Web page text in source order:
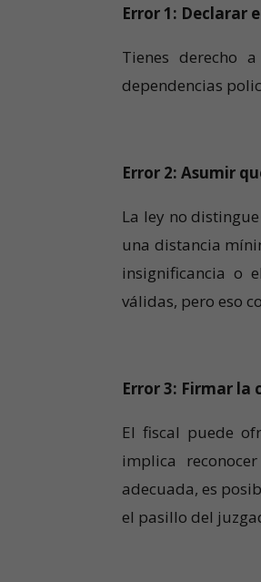
Error 1: Declarar
Tienes derecho
dependencias
Error 2: Asumir
La ley no
una distancia
insignificancia o
válidas, pero eso
Error 3: Firmar
El fiscal puede
implica
adecuada, es
el pasillo del